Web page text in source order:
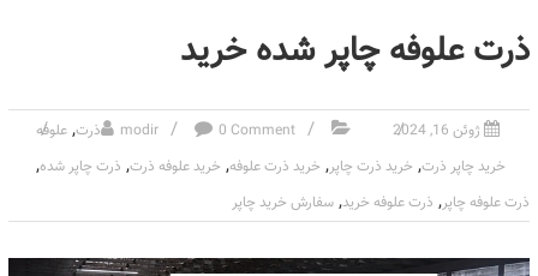
ذرت علوفه چاپر شده خرید
ژوئن 16, 2024 modir 0 Comment ذرت, علوفه
خرید چاپر ذرت, خرید ذرت چاپر, خرید ذرت علوفه, خرید علوفه ذرت, ذرت چاپر شده,
ذرت علوفه چاپر, ذرت علوفه خرید, سفارش خرید چاپر